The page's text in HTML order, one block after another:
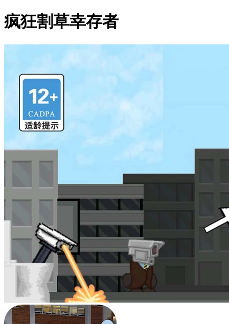
疯狂割草幸存者